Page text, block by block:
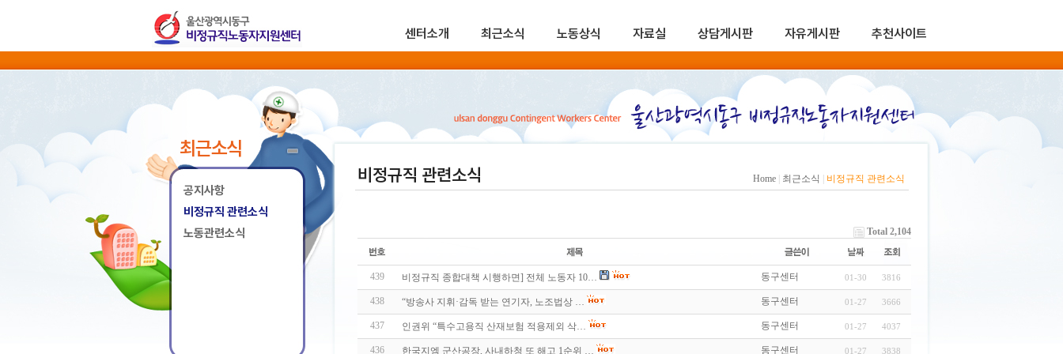
센터소개 최근소식 노동상식 자료실 상담게시판 자유게시판 추천사이트
최근소식
공지사항
비정규직 관련소식
노동관련소식
비정규직 관련소식 Home 최근소식 비정규직 관련소식
Total 2,104
439 비정규직 종합대책 시행하면] 전체 노동자 10… 동구센터 01-30 3816
438 “방송사 지휘·감독 받는 연기자, 노조법상 … 동구센터 01-27 3666
437 인권위 “특수고용직 산재보험 적용제외 삭… 동구센터 01-27 4037
436 한국지엠 군산공장, 사내하청 또 해고 1순위 … 동구센터 01-27 3838